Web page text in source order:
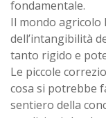
fondamentale.
Il mondo agricolo
dell’intangibilità
tanto rigido e
Le piccole
cosa si potrebbe
sentiero della